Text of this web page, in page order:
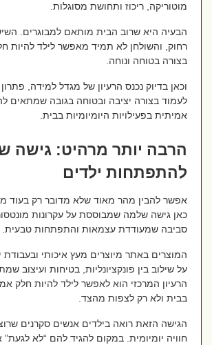
מוטוריקה, ריכוז ותחושת מסוגלות.
הבעיה היא שרוב הבית מותאם למבוגרים. השיש
רחוק, והשולחן לא תמיד מאפשר לילד להיות
בצורה בטוחה ונוחה.
וכאן בדיוק נכנס הרעיון של מגדל למידה, פתרון
לעמוד בצורה יציבה ובטוחה בגובה שמתאים
אמיתית בפעילויות היומיומיות בבית.
הרבה יותר מרהיט: גישה
להתפתחות ילדים
אפשר להבין מהר מאוד שלא מדובר רק בעוד מוצר
כאן גישה שלמה שמבוססת על עקרונות
סביבה שמעודדת עצמאות והתפתחות טבעית.
המוצרים באתר מיוצרים מעץ איכותי ובעבודת
על שילוב בין פונקציונליות, בטיחות ועיצוב
הרעיון המרכזי הוא לאפשר לילד להיות חלק
בבית ולא רק לצפות מהצד.
הגישה הזאת רואה בילדים אנשים סקרנים
חוויה יומיומית. במקום להגיד להם “לא לגעת”